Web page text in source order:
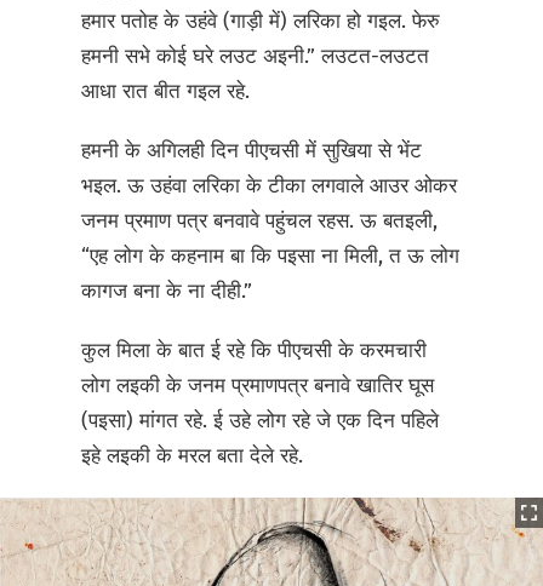
हमार पतोह के उहंवे (गाड़ी में) लरिका हो गइल. फेरु
हमनी सभे कोई घरे लउट अइनी.” लउटत-लउटत
आधा रात बीत गइल रहे.
हमनी के अगिलही दिन पीएचसी में सुखिया से भेंट
भइल. ऊ उहंवा लरिका के टीका लगवाले आउर ओकर
जनम प्रमाण पत्र बनवावे पहुंचल रहस. ऊ बतइली,
“एह लोग के कहनाम बा कि पइसा ना मिली, त ऊ लोग
कागज बना के ना दीही.”
कुल मिला के बात ई रहे कि पीएचसी के करमचारी
लोग लइकी के जनम प्रमाणपत्र बनावे खातिर घूस
(पइसा) मांगत रहे. ई उहे लोग रहे जे एक दिन पहिले
इहे लइकी के मरल बता देले रहे.